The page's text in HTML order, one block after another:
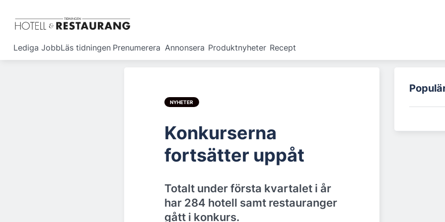
Lediga JobbLäs tidningen Prenumerera Annonsera Produktnyheter Recept
NYHETER
Konkurserna
fortsätter uppåt
Totalt under första kvartalet i år
har 284 hotell samt restauranger
gått i konkurs.